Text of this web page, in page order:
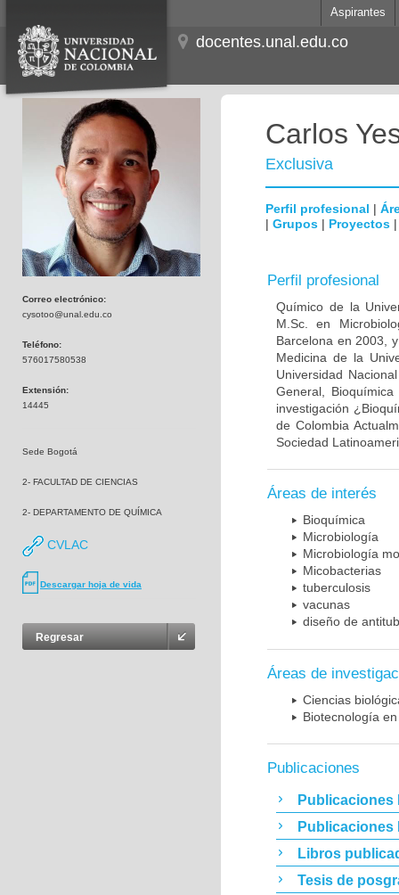
Aspirantes
docentes.unal.edu.co
Correo electrónico:
cysotoo@unal.edu.co
Teléfono:
576017580538
Extensión:
14445
Sede Bogotá
2- FACULTAD DE CIENCIAS
2- DEPARTAMENTO DE QUÍMICA
CVLAC
Descargar hoja de vida
Regresar
Carlos
Exclusiva
Perfil profesional |
| Grupos | Proyectos
Perfil profesional
Químico de la
M.Sc. en
Barcelona en 2003,
Medicina de la
Universidad
General,
investigación
de Colombia
Sociedad
Áreas de interés
Bioquímica
Microbiología
Microbiología
Micobacterias
tuberculosis
vacunas
diseño de
Áreas de
Ciencias
Biotecnología
Publicaciones
Publicaciones
Publicaciones
Libros
Tesis de